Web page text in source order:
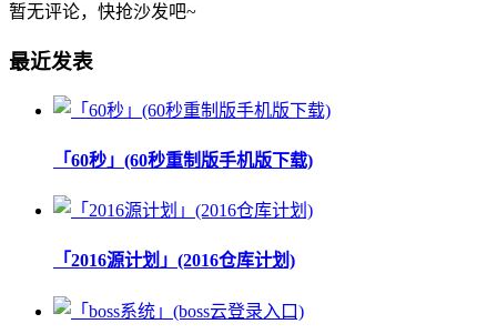
暂无评论，快抢沙发吧~
最近发表
「60秒」(60秒重制版手机版下载)
「2016源计划」(2016仓库计划)